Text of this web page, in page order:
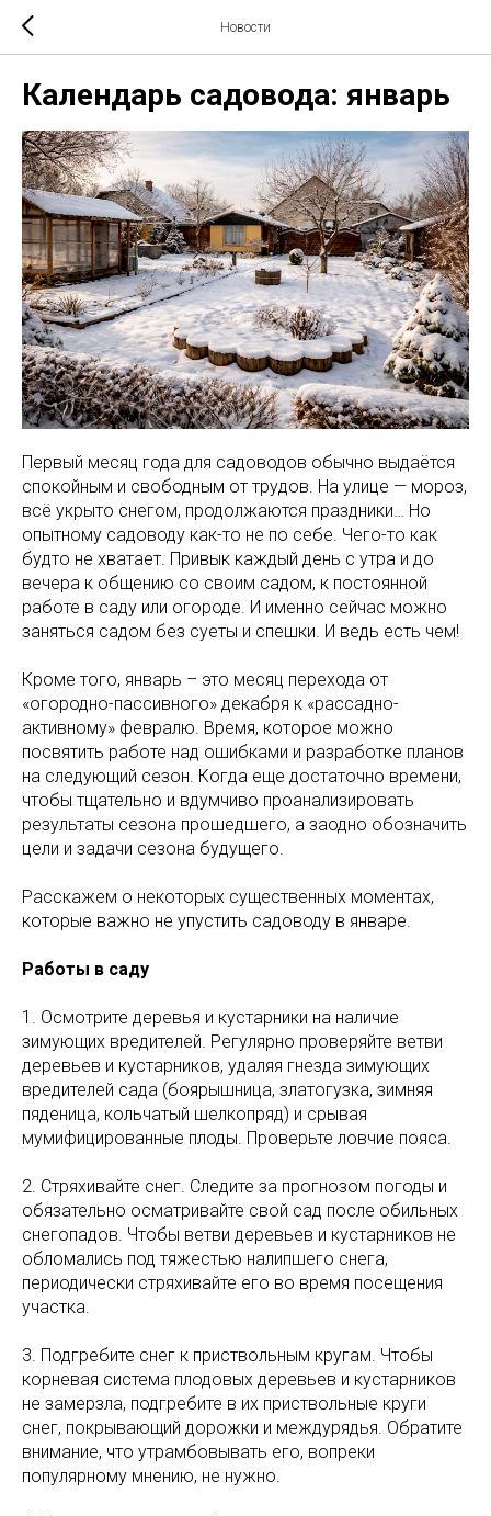
Новости
Календарь садовода: январь
Первый месяц года для садоводов обычно выдаётся
спокойным и свободным от трудов. На улице — мороз,
всё укрыто снегом, продолжаются праздники… Но
опытному садоводу как-то не по себе. Чего-то как
будто не хватает. Привык каждый день с утра и до
вечера к общению со своим садом, к постоянной
работе в саду или огороде. И именно сейчас можно
заняться садом без суеты и спешки. И ведь есть чем!
Кроме того, январь – это месяц перехода от
«огородно-пассивного» декабря к «рассадно-
активному» февралю. Время, которое можно
посвятить работе над ошибками и разработке планов
на следующий сезон. Когда еще достаточно времени,
чтобы тщательно и вдумчиво проанализировать
результаты сезона прошедшего, а заодно обозначить
цели и задачи сезона будущего.
Расскажем о некоторых существенных моментах,
которые важно не упустить садоводу в январе.
Работы в саду
1. Осмотрите деревья и кустарники на наличие
зимующих вредителей. Регулярно проверяйте ветви
деревьев и кустарников, удаляя гнезда зимующих
вредителей сада (боярышница, златогузка, зимняя
пяденица, кольчатый шелкопряд) и срывая
мумифицированные плоды. Проверьте ловчие пояса.
2. Стряхивайте снег. Следите за прогнозом погоды и
обязательно осматривайте свой сад после обильных
снегопадов. Чтобы ветви деревьев и кустарников не
обломались под тяжестью налипшего снега,
периодически стряхивайте его во время посещения
участка.
3. Подгребите снег к приствольным кругам. Чтобы
корневая система плодовых деревьев и кустарников
не замерзла, подгребите в их приствольные круги
снег, покрывающий дорожки и междурядья. Обратите
внимание, что утрамбовывать его, вопреки
популярному мнению, не нужно.